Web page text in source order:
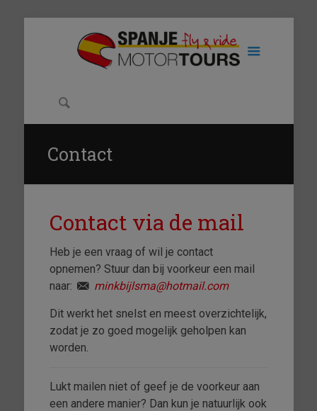
Contact
Contact via de mail
Heb je een vraag of wil je contact
opnemen? Stuur dan bij voorkeur een mail
naar:
minkbijlsma@hotmail.com
Dit werkt het snelst en meest overzichtelijk,
zodat je zo goed mogelijk geholpen kan
worden.
Lukt mailen niet of geef je de voorkeur aan
een andere manier? Dan kun je natuurlijk ook